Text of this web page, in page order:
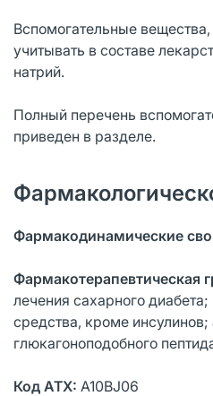
Вспомогательные
учитывать в составе
натрий.
Полный перечень
приведен в разделе.
Фармакодинамические
Фармакотерапевтическая
лечения сахарного
средства, кроме инсулинов;
глюкагоноподобного
Код ATX: A10BJ06